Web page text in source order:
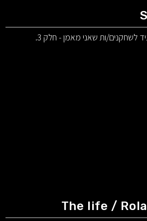
לשחקנים/ות שאני מאמן - חלק 3.
The life /